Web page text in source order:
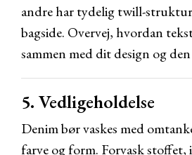
andre har tydelig twill-
bagside. Overvej, hvordan
sammen med dit design og
5. Vedligeholdelse
Denim bør vaskes med
farve og form. Forvask